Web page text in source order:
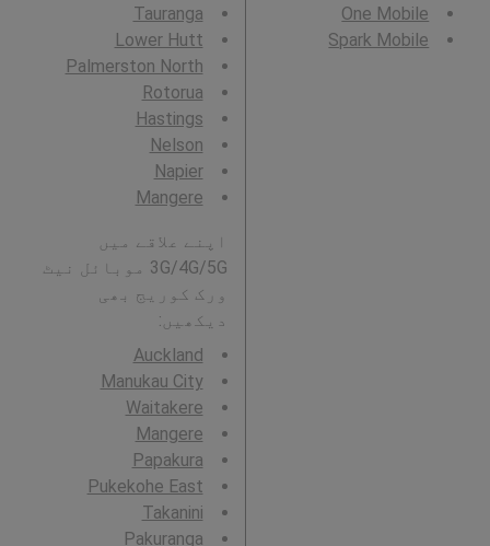
One Mobile
Spark Mobile
Tauranga
Lower Hutt
Palmerston North
Rotorua
Hastings
Nelson
Napier
Mangere
اپنے علاقے میں
3G/4G/5G موبائل نیٹ
ورک کوریج بھی
دیکھیں:
Auckland
Manukau City
Waitakere
Mangere
Papakura
Pukekohe East
Takanini
Pakuranga